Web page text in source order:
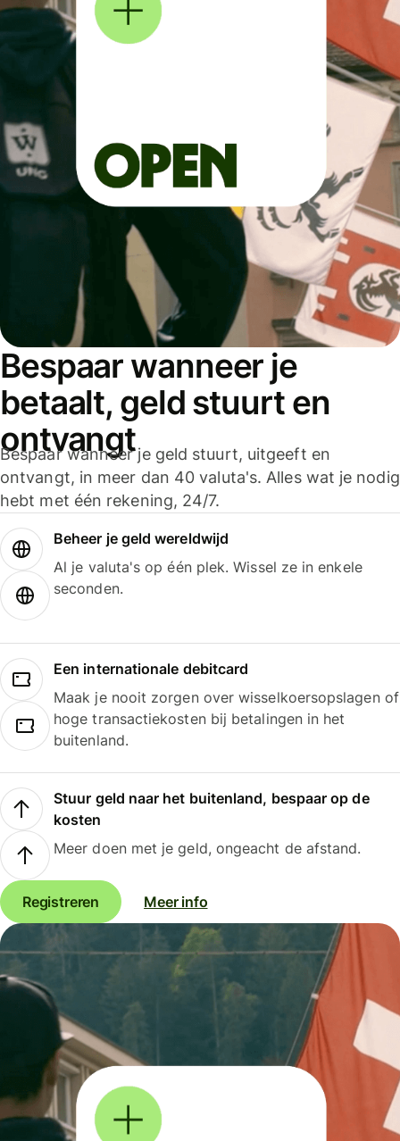
Bespaar wanneer je
betaalt, geld stuurt en
ontvangt
Bespaar wanneer je geld stuurt, uitgeeft en
ontvangt, in meer dan 40 valuta's. Alles wat je nodig
hebt met één rekening, 24/7.
Beheer je geld wereldwijd
Al je valuta's op één plek. Wissel ze in enkele
seconden.
Een internationale debitcard
Maak je nooit zorgen over wisselkoersopslagen of
hoge transactiekosten bij betalingen in het
buitenland.
Stuur geld naar het buitenland, bespaar op de
kosten
Meer doen met je geld, ongeacht de afstand.
Registreren Meer info